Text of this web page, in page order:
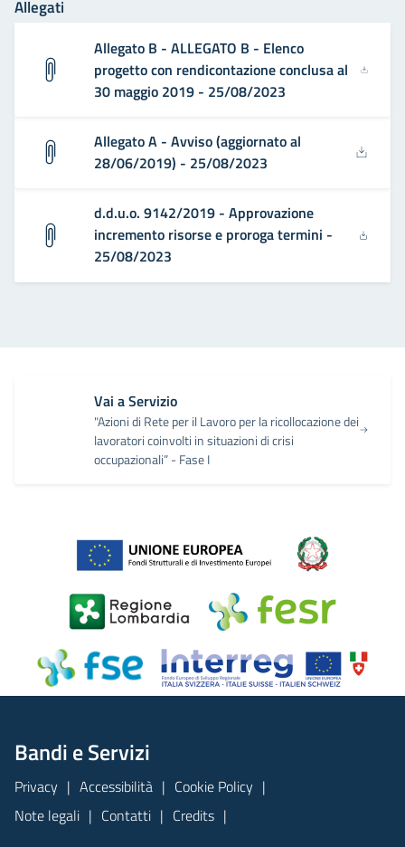
Allegati
Allegato B - ALLEGATO B - Elenco
progetto con rendicontazione conclusa al
30 maggio 2019 - 25/08/2023
Allegato A - Avviso (aggiornato al
28/06/2019) - 25/08/2023
d.d.u.o. 9142/2019 - Approvazione
incremento risorse e proroga termini -
25/08/2023
Vai a Servizio
"Azioni di Rete per il Lavoro per la ricollocazione dei
lavoratori coinvolti in situazioni di crisi
occupazionali” - Fase I
Bandi e Servizi
Privacy Accessibilità
Cookie Policy
Note legali
Contatti Credits